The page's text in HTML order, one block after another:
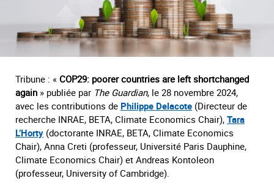
Tribune : « COP29: poorer countries are left shortchanged
again » publiée par The Guardian, le 28 novembre 2024,
avec les contributions de Philippe Delacote (Directeur de
recherche INRAE, BETA, Climate Economics Chair), Tara
L’Horty (doctorante INRAE, BETA, Climate Economics
Chair), Anna Creti (professeur, Université Paris Dauphine,
Climate Economics Chair) et Andreas Kontoleon
(professeur, University of Cambridge).